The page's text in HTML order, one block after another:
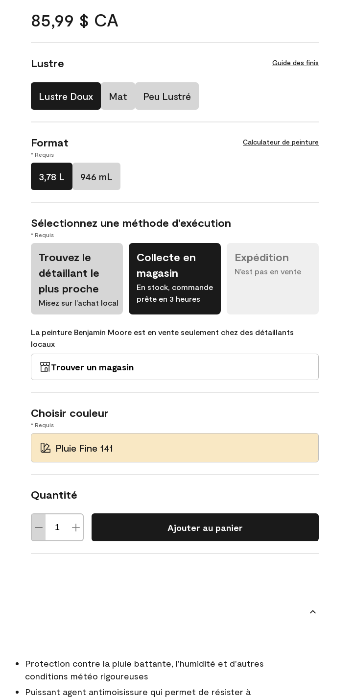
85,99 $ CA
Lustre Guide des finis
Lustre Doux Mat Peu Lustré
Format Calculateur de peinture
* Requis
3,78 L 946 mL
Sélectionnez une méthode d’exécution
* Requis
Trouvez le
détaillant le
plus proche
Misez sur l’achat local
Collecte en
magasin
En stock, commande
prête en 3 heures
Expédition
N’est pas en vente
La peinture Benjamin Moore est en vente seulement chez des détaillants
locaux
Trouver un magasin
Choisir couleur
* Requis
Pluie Fine 141
Quantité
Ajouter au panier
Protection contre la pluie battante, l'humidité et d'autres
conditions météo rigoureuses
Puissant agent antimoisissure qui permet de résister à